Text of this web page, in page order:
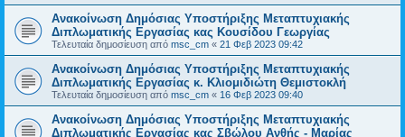
Ανακοίνωση Δημόσιας Υποστήριξης Μεταπτυχιακής
Διπλωματικής Εργασίας κας Κουσίδου Γεωργίας
Τελευταία δημοσίευση από msc_cm « 21 Φεβ 2023 09:42
Ανακοίνωση Δημόσιας Υποστήριξης Μεταπτυχιακής
Διπλωματικής Εργασίας κ. Κλιομιδιώτη Θεμιστοκλή
Τελευταία δημοσίευση από msc_cm « 16 Φεβ 2023 09:40
Ανακοίνωση Δημόσιας Υποστήριξης Μεταπτυχιακής
Διπλωματικής Εργασίας κας Σβώλου Ανθής - Μαρίας